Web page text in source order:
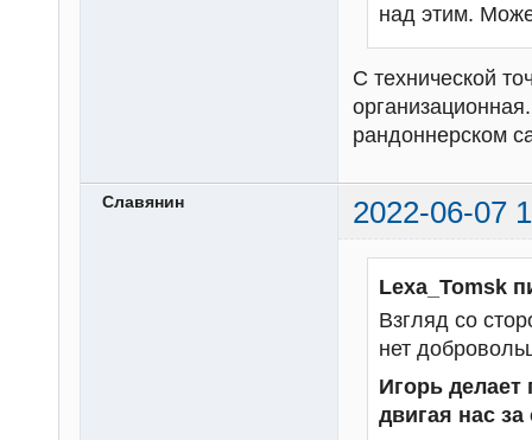
над этим.
С технической
рандоннерском
Славянин 2022-06-07
Lexa_Tomsk
Взгляд со
нет
Игорь делает
двигая нас